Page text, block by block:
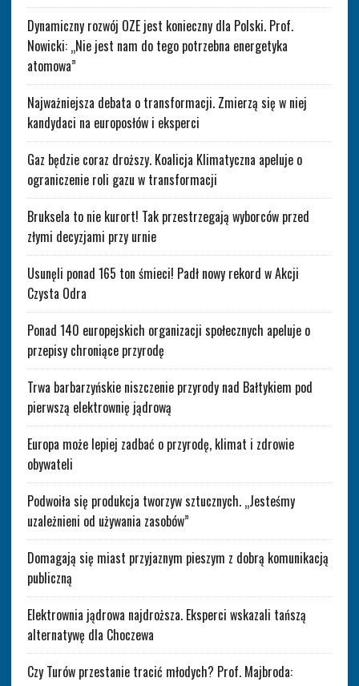
Dynamiczny rozwój OZE jest konieczny dla Polski. Prof.
Nowicki: „Nie jest nam do tego potrzebna energetyka
atomowa”
Najważniejsza debata o transformacji. Zmierzą się w niej
kandydaci na europosłów i eksperci
Gaz będzie coraz droższy. Koalicja Klimatyczna apeluje o
ograniczenie roli gazu w transformacji
Bruksela to nie kurort! Tak przestrzegają wyborców przed
złymi decyzjami przy urnie
Usunęli ponad 165 ton śmieci! Padł nowy rekord w Akcji
Czysta Odra
Ponad 140 europejskich organizacji społecznych apeluje o
przepisy chroniące przyrodę
Trwa barbarzyńskie niszczenie przyrody nad Bałtykiem pod
pierwszą elektrownię jądrową
Europa może lepiej zadbać o przyrodę, klimat i zdrowie
obywateli
Podwoiła się produkcja tworzyw sztucznych. „Jesteśmy
uzależnieni od używania zasobów”
Domagają się miast przyjaznym pieszym z dobrą komunikacją
publiczną
Elektrownia jądrowa najdroższa. Eksperci wskazali tańszą
alternatywę dla Choczewa
Czy Turów przestanie tracić młodych? Prof. Majbroda: